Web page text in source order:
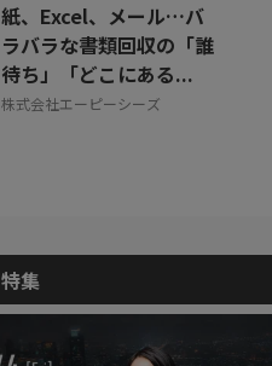
紙、Excel、メール…バ
ラバラな書類回収の「誰
待ち」「どこにある...
株式会社エーピーシーズ
特集